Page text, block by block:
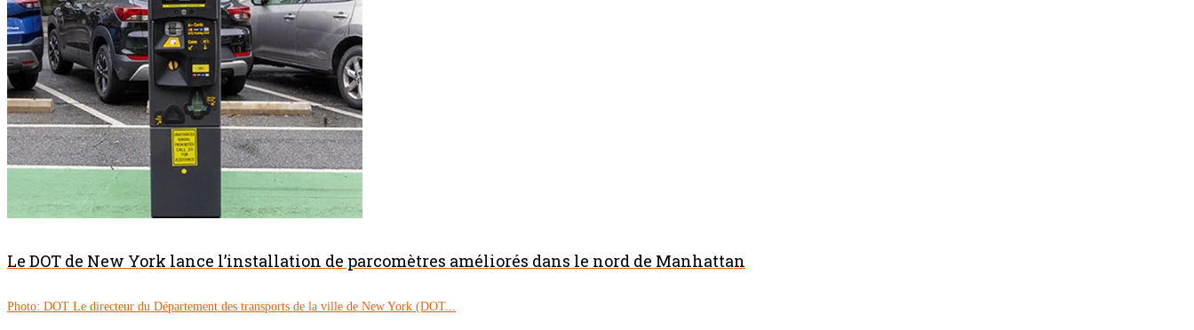
Le DOT de New York lance l’installation de parcomètres améliorés dans le nord de Manhattan
Photo: DOT Le directeur du Département des transports de la ville de New York (DOT...